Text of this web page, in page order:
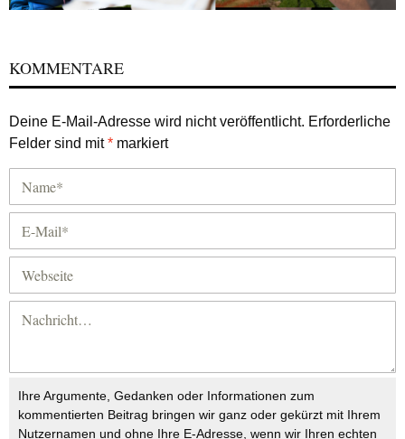
KOMMENTARE
Deine E-Mail-Adresse wird nicht veröffentlicht. Erforderliche
Felder sind mit* markiert
Ihre Argumente, Gedanken oder Informationen zum
kommentierten Beitrag bringen wir ganz oder gekürzt mit Ihrem
Nutzernamen und ohne Ihre E-Adresse, wenn wir Ihren echten